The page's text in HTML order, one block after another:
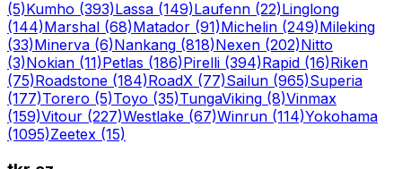
(5)Kumho (393)Lassa (149)Laufenn (22)Linglong
(144)Marshal (68)Matador (91)Michelin (249)Mileking
(33)Minerva (6)Nankang (818)Nexen (202)Nitto
(3)Nokian (11)Petlas (186)Pirelli (394)Rapid (16)Riken
(75)Roadstone (184)RoadX (77)Sailun (965)Superia
(177)Torero (5)Toyo (35)TungaViking (8)Vinmax
(159)Vitour (227)Westlake (67)Winrun (114)Yokohama
(1095)Zeetex (15)